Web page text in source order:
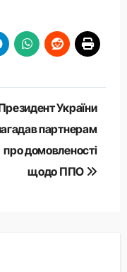
України
партнерам
про домовленості
щодо ППО